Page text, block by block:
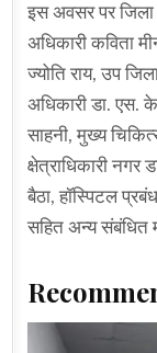
इस अवसर पर जिला
अधिकारी कविता
ज्योति राय, उप
अधिकारी डा. एस.
साहनी, मुख्य
क्षेत्राधिकारी
बैठा, हॉस्पिटल
सहित अन्य संबंधित